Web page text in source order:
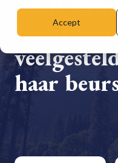
Accept
DGB
haar